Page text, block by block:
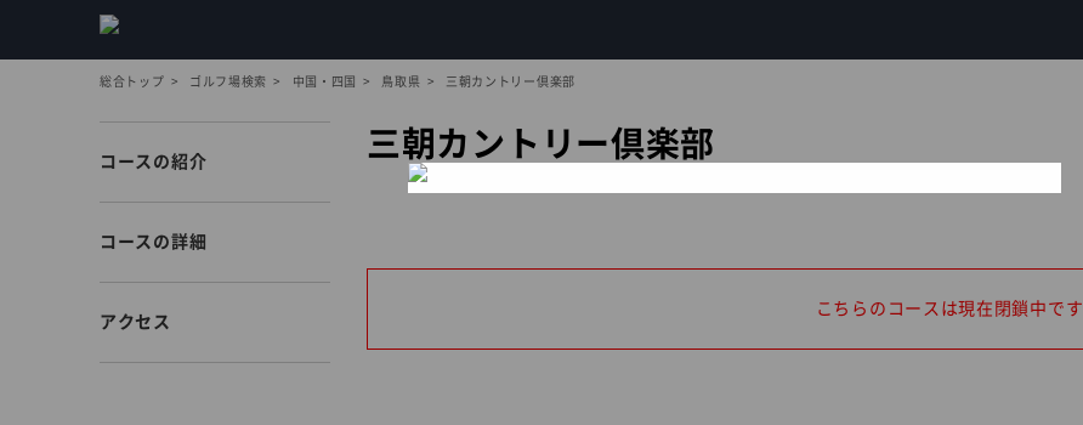
総合トップ ゴルフ場検索 中国・四国 鳥取県 三朝カントリー倶楽部
三朝カントリー倶楽部
こちらのコースは現在閉鎖中です
コースの紹介
コースの詳細
アクセス